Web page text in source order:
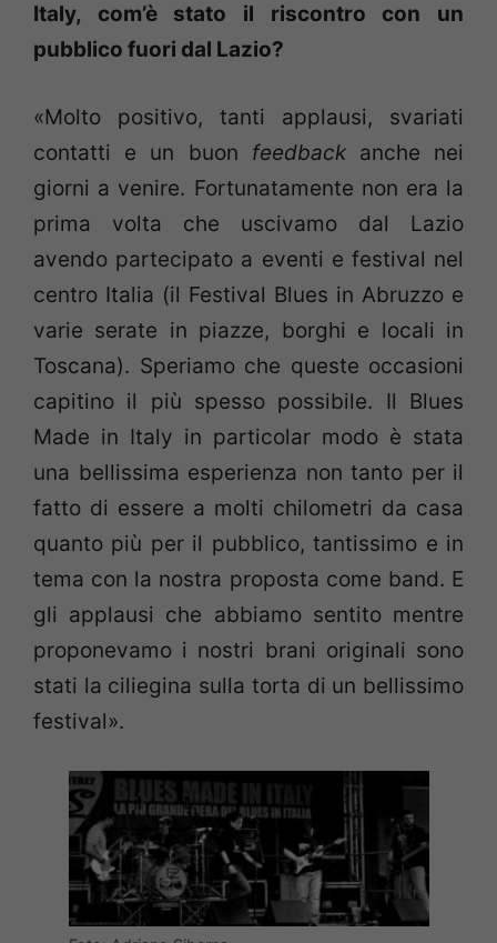
Italy, com’è stato il riscontro con un
pubblico fuori dal Lazio?
«Molto positivo, tanti applausi, svariati
contatti e un buon feedbackanche nei
giorni a venire. Fortunatamente non era la
prima volta che uscivamo dal Lazio
avendo partecipato a eventi e festival nel
centro Italia (il Festival Blues in Abruzzo e
varie serate in piazze, borghi e locali in
Toscana). Speriamo che queste occasioni
capitino il più spesso possibile. Il Blues
Made in Italy in particolar modo è stata
una bellissima esperienza non tanto per il
fatto di essere a molti chilometri da casa
quanto più per il pubblico, tantissimo e in
tema con la nostra proposta come band. E
gli applausi che abbiamo sentito mentre
proponevamo i nostri brani originali sono
stati la ciliegina sulla torta di un bellissimo
festival».